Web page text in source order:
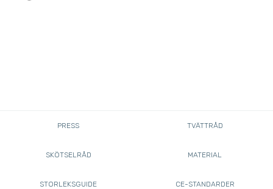
PRESS TVÄTTRÅD
SKÖTSELRÅD MATERIAL
STORLEKSGUIDE CE-STANDARDER